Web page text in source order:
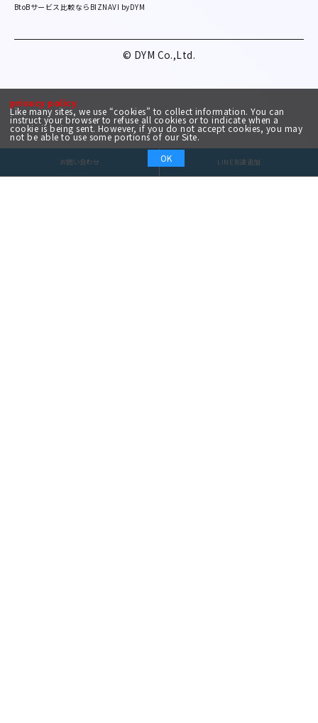
privacy policy
Like many sites, we use “cookies” to collect information. You can
instruct your browser to refuse all cookies or to indicate when a
cookie is being sent. However, if you do not accept cookies, you may
not be able to use some portions of our Site.
OK
お問い合わせ LINE友達追加
BtoBサービス比較ならBIZNAVI byDYM
© DYM Co.,Ltd.